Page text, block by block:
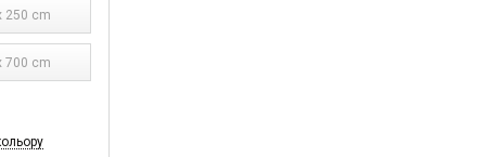
250 cm
700 cm